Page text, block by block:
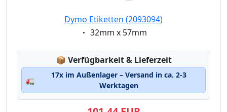
Dymo Etiketten (2093094)
Eigenschaft:
32mm x 57mm
📦 Lagerstatus:
Verfügbarkeit & Lieferzeit
🚛
17x im Außenlager – Versand in ca. 2-3
Werktagen